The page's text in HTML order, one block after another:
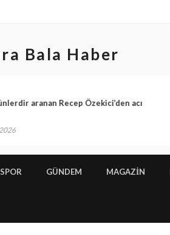
aranan Recep Özekici’den acı
SPOR GÜNDEM MAGAZİN